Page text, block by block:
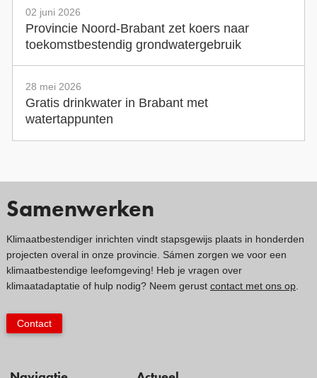
02 juni 2026
Provincie Noord-Brabant zet koers naar
toekomstbestendig grondwatergebruik
28 mei 2026
Gratis drinkwater in Brabant met
watertappunten
Samenwerken
Klimaatbestendiger inrichten vindt stapsgewijs plaats in honderden
projecten overal in onze provincie. Sámen zorgen we voor een
klimaatbestendige leefomgeving! Heb je vragen over
klimaatadaptatie of hulp nodig? Neem gerust contact met ons op.
Contact